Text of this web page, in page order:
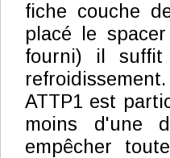
fiche couche
placé le
fourni) il
ATTP1 est
moins d'une
empêcher